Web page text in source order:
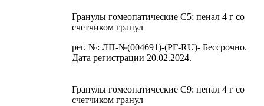
Гранулы гомеопатические C5: пенал 4 г со
счетчиком гранул
рег. №: ЛП-№(004691)-(РГ-RU)- Бессрочно.
Дата регистрации 20.02.2024.
Гранулы гомеопатические C9: пенал 4 г со
счетчиком гранул